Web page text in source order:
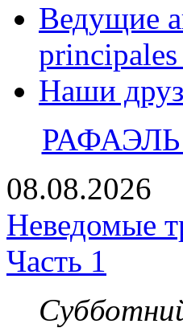
Ведущие
Наши
08.08.2026
Неведомые
Часть 1